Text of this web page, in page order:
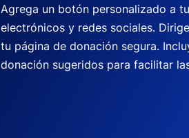
Agrega un botón personalizado a
electrónicos y redes sociales.
tu página de donación segura.
donación sugeridos para facilitar